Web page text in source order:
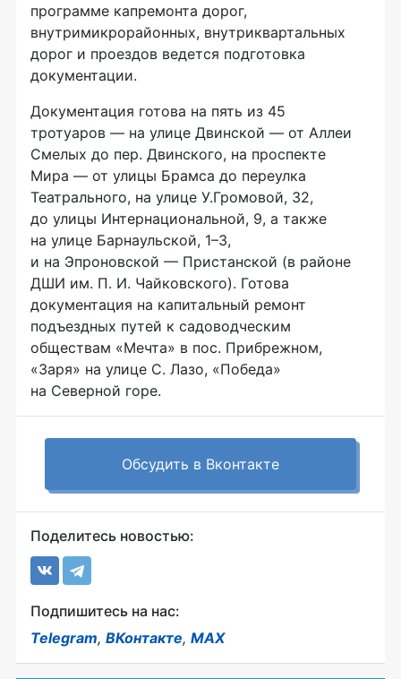
программе капремонта дорог,
внутримикрорайонных, внутриквартальных
дорог и проездов ведется подготовка
документации.
Документация готова на пять из 45
тротуаров — на улице Двинской — от Аллеи
Смелых до пер. Двинского, на проспекте
Мира — от улицы Брамса до переулка
Театрального, на улице У.Громовой, 32,
до улицы Интернациональной, 9, а также
на улице Барнаульской, 1–3,
и на Эпроновской — Пристанской (в районе
ДШИ им. П. И. Чайковского). Готова
документация на капитальный ремонт
подъездных путей к садоводческим
обществам «Мечта» в пос. Прибрежном,
«Заря» на улице С. Лазо, «Победа»
на Северной горе.
Обсудить в Вконтакте
Поделитесь новостью:
Подпишитесь на нас:
Telegram, ВКонтакте, MAX